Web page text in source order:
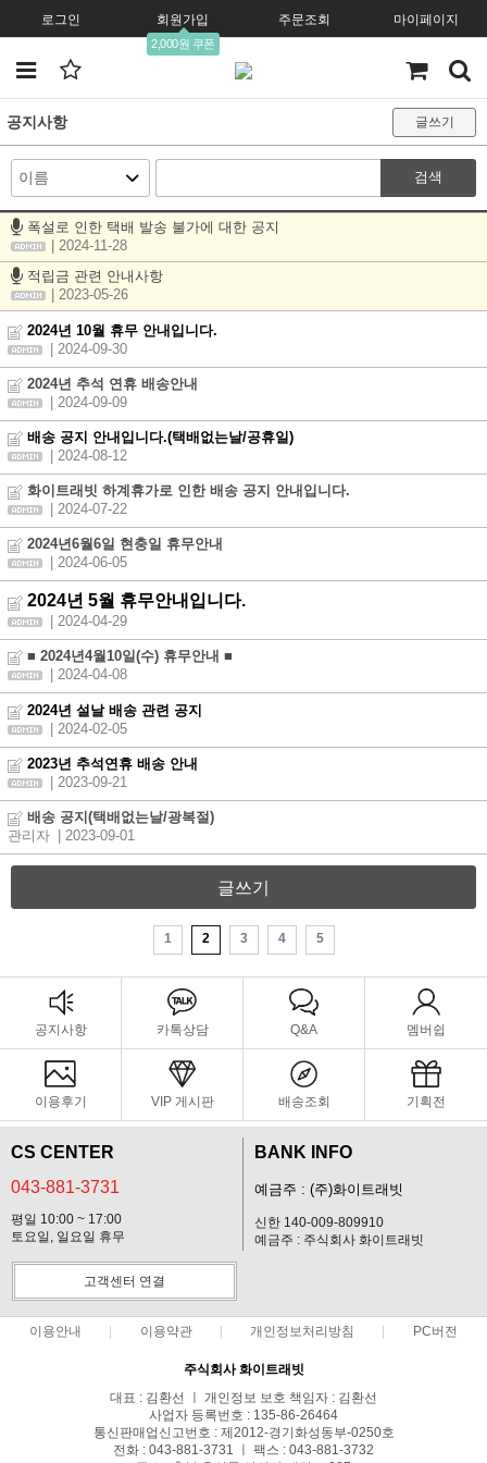
로그인 회원가입
2,000원 쿠폰
주문조회 마이페이지
공지사항 글쓰기
검색
폭설로 인한 택배 발송 불가에 대한 공지
| 2024-11-28
적립금 관련 안내사항
| 2023-05-26
2024년 10월 휴무 안내입니다.
| 2024-09-30
2024년 추석 연휴 배송안내
| 2024-09-09
배송 공지 안내입니다.(택배없는날/공휴일)
| 2024-08-12
화이트래빗 하계휴가로 인한 배송 공지 안내입니다.
| 2024-07-22
2024년6월6일 현충일 휴무안내
| 2024-06-05
2024년 5월 휴무안내입니다.
| 2024-04-29
■ 2024년4월10일(수) 휴무안내 ■
| 2024-04-08
2024년 설날 배송 관련 공지
| 2024-02-05
2023년 추석연휴 배송 안내
| 2023-09-21
배송 공지(택배없는날/광복절)
관리자
| 2023-09-01
글쓰기
1 2 3 4 5
공지사항 카톡상담 Q&A 멤버쉽
이용후기 VIP 게시판 배송조회 기획전
CS CENTER
043-881-3731
평일 10:00 ~ 17:00
토요일, 일요일 휴무
BANK INFO
예금주 : (주)화이트래빗
신한 140-009-809910
예금주 : 주식회사 화이트래빗
고객센터 연결
이용안내 이용약관 개인정보처리방침 PC버전
주식회사 화이트래빗
대표 : 김환선 ㅣ 개인정보 보호 책임자 : 김환선
사업자 등록번호 : 135-86-26464
통신판매업신고번호 : 제2012-경기화성동부-0250호
전화 : 043-881-3731 ㅣ 팩스 : 043-881-3732